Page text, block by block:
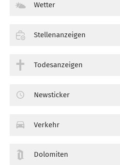
Wetter
Stellenanzeigen
Todesanzeigen
Newsticker
Verkehr
Dolomiten